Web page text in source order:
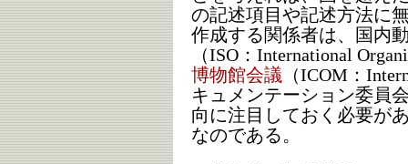
の記述項目や記述方法に
作成する関係者は、国内
（ISO：International
博物館会議 （ICOM：
キュメンテーション委員
向に注目しておく必要が
なのである。